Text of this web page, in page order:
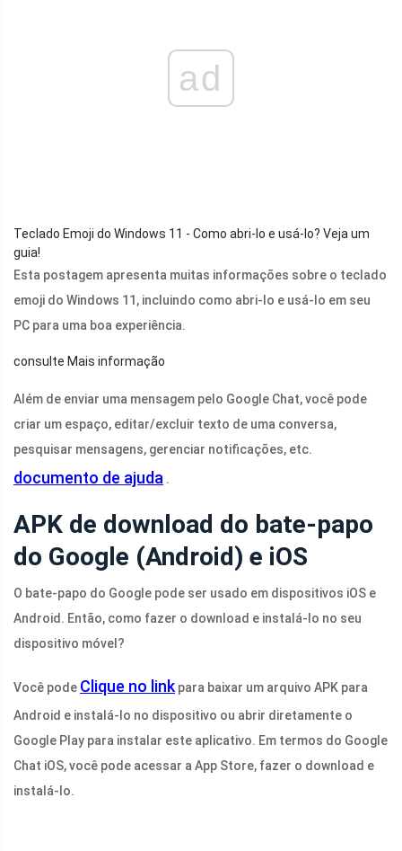
ad
Teclado Emoji do Windows 11 - Como abri-lo e usá-lo? Veja um
guia!
Esta postagem apresenta muitas informações sobre o teclado
emoji do Windows 11, incluindo como abri-lo e usá-lo em seu
PC para uma boa experiência.
consulte Mais informação
Além de enviar uma mensagem pelo Google Chat, você pode
criar um espaço, editar/excluir texto de uma conversa,
pesquisar mensagens, gerenciar notificações, etc.
documento de ajuda .
APK de download do bate-papo
do Google (Android) e iOS
O bate-papo do Google pode ser usado em dispositivos iOS e
Android. Então, como fazer o download e instalá-lo no seu
dispositivo móvel?
Você pode Clique no linkpara baixar um arquivo APK para
Android e instalá-lo no dispositivo ou abrir diretamente o
Google Play para instalar este aplicativo. Em termos do Google
Chat iOS, você pode acessar a App Store, fazer o download e
instalá-lo.